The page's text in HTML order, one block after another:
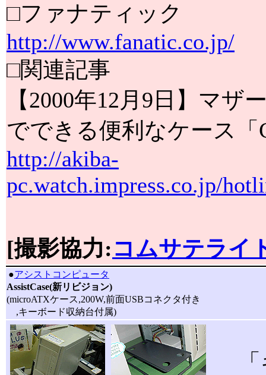
□ファナティック
http://www.fanatic.co.jp/
□関連記事
【2000年12月9日】マ
でできる便利なケース「
http://akiba-
pc.watch.impress.co.jp/
[撮影協力:コムサテライ
●アシストコンピュータ
AssistCase(新リビジョン)
(microATXケース,200W,前面USBコネクタ付き
,キーボード収納台付属)
「